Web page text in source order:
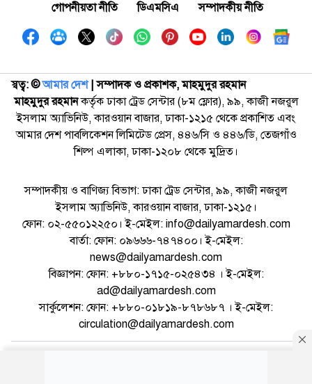
গোপনীয়তা নীতি
ডিএমসিএ সম্পাদকীয় নীতি
স্বত্ব: ©️আমার দেশ| সম্পাদক ও প্রকাশক, মাহমুদুর রহমান
মাহমুদুর রহমানকর্তৃক ঢাকা ট্রেড সেন্টার (৮ম ফ্লোর), ৯৯, কাজী নজরুল
ইসলাম অ্যাভিনিউ, কারওয়ান বাজার, ঢাকা-১২১৫ থেকে প্রকাশিত এবং
আমার দেশ পাবলিকেশন লিমিটেড প্রেস, ৪৪৬/সি ও ৪৪৬/ডি, তেজগাঁও
শিল্প এলাকা, ঢাকা-১২০৮ থেকে মুদ্রিত।
সম্পাদকীয় ও বাণিজ্য বিভাগ: ঢাকা ট্রেড সেন্টার, ৯৯, কাজী নজরুল
ইসলাম অ্যাভিনিউ, কারওয়ান বাজার, ঢাকা-১২১৫।
ফোন: ০২-৫৫০১২২৫০। ই-মেইল: info@dailyamardesh.com
বার্তা: ফোন: ০৯৬৬৬-৭৪৭৪০০। ই-মেইল:
news@dailyamardesh.com
বিজ্ঞাপন: ফোন: +৮৮০-১৭১৫-০২৫৪৩৪ । ই-মেইল:
ad@dailyamardesh.com
সার্কুলেশন: ফোন: +৮৮০-০১৮১৯-৮৭৮৬৮৭ । ই-মেইল:
circulation@dailyamardesh.com